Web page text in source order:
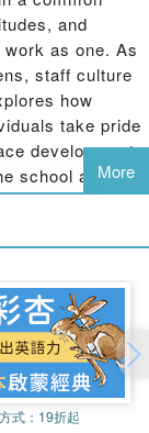
and
as one. As
staff culture
how
take pride
development
school and
psychology,
book explores
culture and
intentionally
Each
our
to guide our
More
式： 19折起